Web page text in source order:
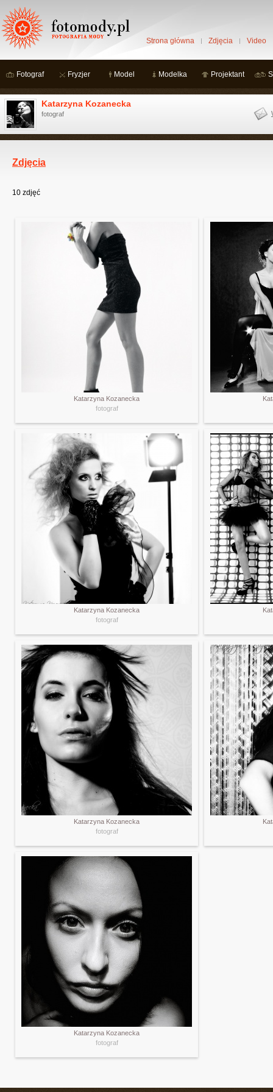
Strona główna Zdjęcia Video
Fotograf Fryzjer Model Modelka Projektant
Katarzyna Kozanecka
fotograf
Zdjęcia
10 zdjęć
Katarzyna Kozanecka
fotograf
Katarzyna Kozanecka
fotograf
Katarzyna Kozanecka
fotograf
Katarzyna Kozanecka
fotograf